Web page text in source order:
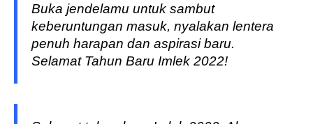
Buka jendelamu untuk sambut
keberuntungan masuk, nyalakan lentera
penuh harapan dan aspirasi baru.
Selamat Tahun Baru Imlek 2022!